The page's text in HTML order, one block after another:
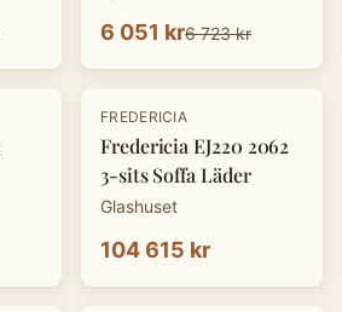
6 051 kr6 723 kr
FREDERICIA
Fredericia EJ220 2062
3-sits Soffa Läder
Glashuset
104 615 kr